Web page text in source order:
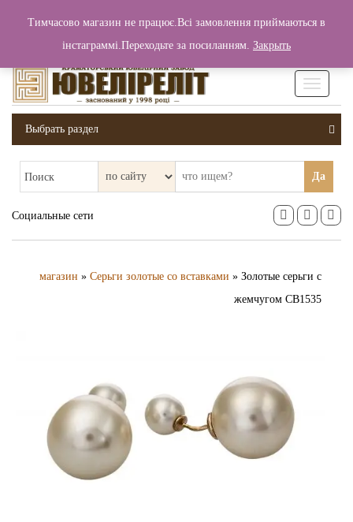
Вход / Регистрация 0 грн.
Выбрать раздел
Поиск Да
Социальные сети
магазин » Серьги золотые со вставками » Золотые серьги с
жемчугом СВ1535
Тимчасово магазин не працює.Всі замовлення приймаються в
інстаграммі.Переходьте за посиланням. Закрыть